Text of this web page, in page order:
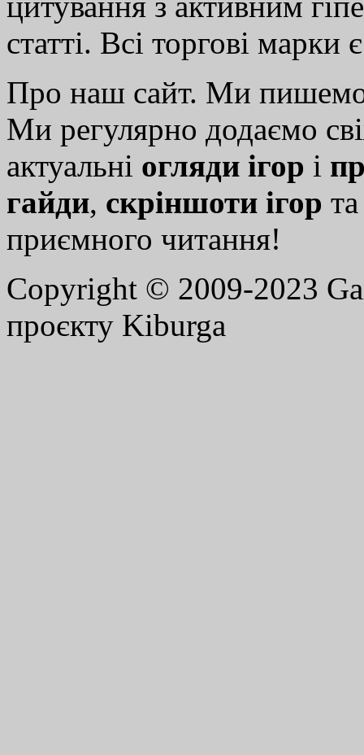
статті. Всі торгові марки
Про наш сайт. Ми
Ми регулярно додаємо
актуальні огляди ігор і
гайди, скріншоти ігор
приємного читання!
Copyright © 2009-2023
проєкту Kiburga